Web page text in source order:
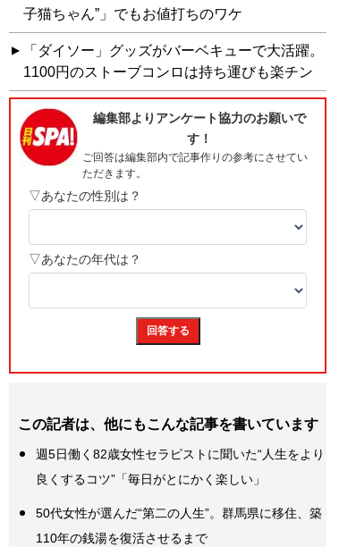
子猫ちゃん”」でもお値打ちのワケ
「ダイソー」グッズがバーベキューで大活躍。
1100円のストーブコンロは持ち運びも楽チン
この記者は、他にもこんな記事を書いています
週5日働く82歳女性セラピストに聞いた“人生をより
良くするコツ”「毎日がとにかく楽しい」
50代女性が選んだ“第二の人生”。群馬県に移住、築
110年の銭湯を復活させるまで